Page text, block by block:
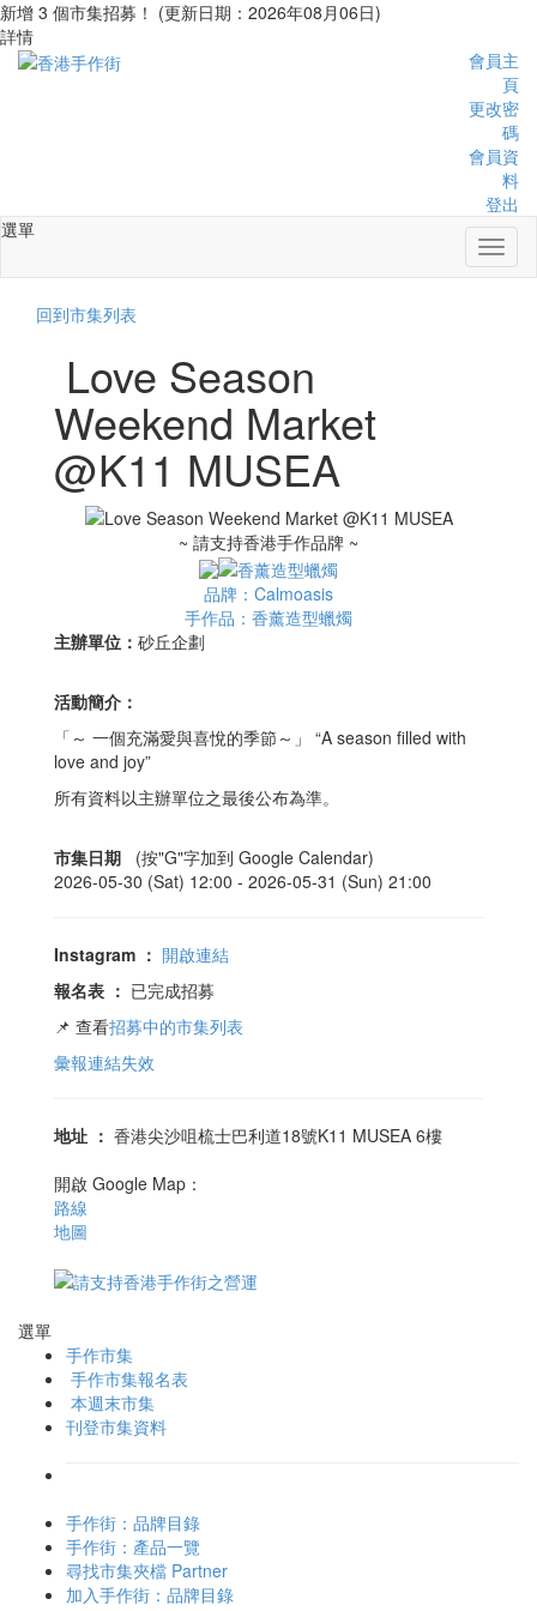
新增 3 個市集招募！ (更新日期：2026年08月06日)
詳情
會員主
頁
更改密
碼
會員資
料
登出
選單
回到市集列表
Love Season
Weekend Market
@K11 MUSEA
~ 請支持香港手作品牌 ~
品牌：Calmoasis
手作品：香薰造型蠟燭
主辦單位： 砂丘企劃
活動簡介：
「～ 一個充滿愛與喜悅的季節～」 “A season filled with
love and joy”
所有資料以主辦單位之最後公布為準。
市集日期
(按"G"字加到 Google Calendar)
2026-05-30 (Sat) 12:00 - 2026-05-31 (Sun) 21:00
Instagram ： 開啟連結
報名表 ： 已完成招募
📌 查看招募中的市集列表
彙報連結失效
地址 ： 香港尖沙咀梳士巴利道18號K11 MUSEA 6樓
開啟 Google Map：
路線
地圖
選單
手作市集
手作市集報名表
本週末市集
刊登市集資料
手作街：品牌目錄
手作街：產品一覽
尋找市集夾檔 Partner
加入手作街：品牌目錄